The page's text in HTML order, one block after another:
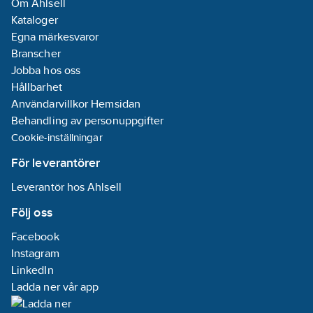
Om Ahlsell
Kataloger
Egna märkesvaror
Branscher
Jobba hos oss
Hållbarhet
Användarvillkor Hemsidan
Behandling av personuppgifter
Cookie-inställningar
För leverantörer
Leverantör hos Ahlsell
Följ oss
Facebook
Instagram
LinkedIn
Ladda ner vår app